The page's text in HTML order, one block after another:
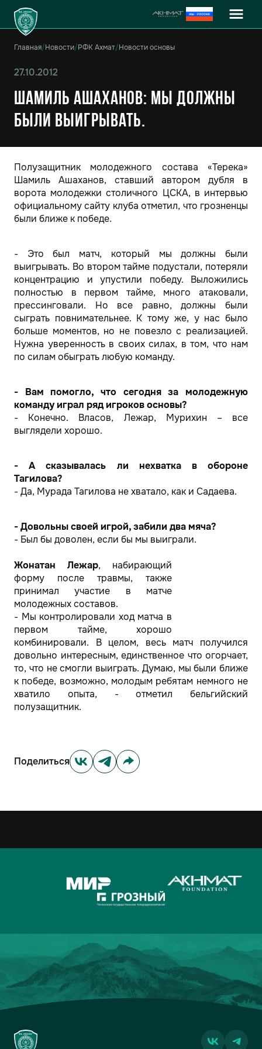
Главная/Новости/РФК Ахмат/Новости основы
27.10.2012
Шамиль Ашаханов: Мы должны
были выигрывать.
Полузащитник молодежного состава «Терека»
Шамиль Ашаханов, ставший автором дубля в
ворота молодежки столичного ЦСКА, в интервью
официальному сайту клуба отметил, что грозненцы
были ближе к победе.
- Это был матч, который мы должны были
выигрывать. Во втором тайме подустали, потеряли
концентрацию и упустили победу. Выложились
полностью в первом тайме, много атаковали,
прессинговали. Но все равно, должны были
сыграть повнимательнее. К тому же, у нас было
больше моментов, но не повезло с реализацией.
Нужна уверенность в своих силах, в том, что нам
по силам обыграть любую команду.
- Вам помогло, что сегодня за молодежную
команду играл ряд игроков основы?
- Конечно. Власов, Лежар, Мурихин – все
выглядели хорошо.
- А сказывалась ли нехватка в обороне
Тагилова?
- Да, Мурада Тагилова не хватало, как и Садаева.
- Довольны своей игрой, забили два мяча?
- Был бы доволен, если бы мы выиграли.
Жонатан Лежар, набирающий
форму после травмы, также
принимал участие в матче
молодежных составов.
- Мы контролировали ход матча в
первом тайме, хорошо
комбинировали. В целом, весь матч получился
довольно интересным, единственное что огорчает,
то, что не смогли выиграть. Думаю, мы были ближе
к победе, возможно, молодым ребятам немного не
хватило опыта, - отметил бельгийский
полузащитник.
Поделиться